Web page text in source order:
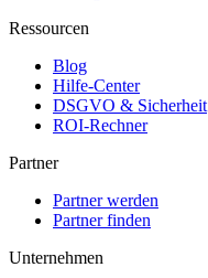
Ressourcen
Blog
Hilfe-Center
DSGVO & Sicherheit
ROI-Rechner
Partner
Partner werden
Partner finden
Unternehmen